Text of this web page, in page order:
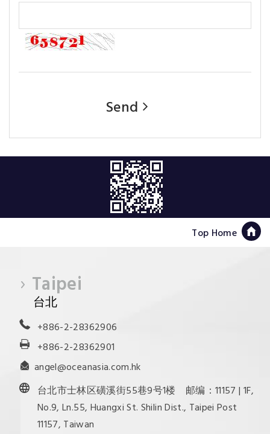
Send
Top Home
Taipei
台北
+886-2-28362906
+886-2-28362901
angel@oceanasia.com.hk
台北市士林区磺溪街55巷9号1楼 邮编：11157 | 1F,
No.9, Ln.55, Huangxi St. Shilin Dist., Taipei Post
11157, Taiwan